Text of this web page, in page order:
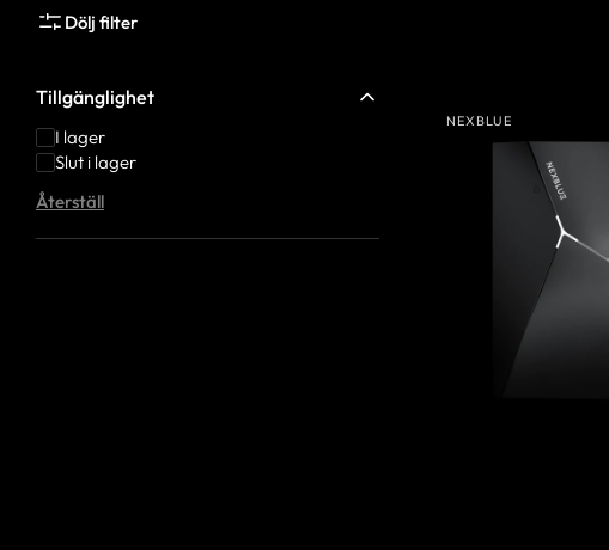
Dölj filter
Tillgänglighet
I lager
Slut i lager
Återställ
Delta
Leverantör:
NEXBLUE